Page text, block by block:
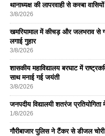
थानाध्यक्ष की लापरवाही से कस्बा
3/8/2026
खमरियामाल में कीचड़ और जलभराव से
लगाई गुहार
3/8/2026
शासकीय महाविद्यालय बरघाट में
साथ मनाई गई जयंती
3/8/2026
जनपदीय विद्यालयी शतरंज
1/8/2026
गौरीबाजार पुलिस ने टैंकर से डीजल